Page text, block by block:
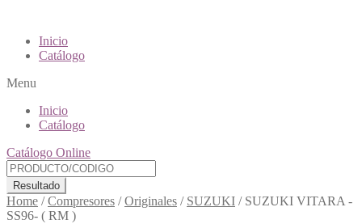
Inicio
Catálogo
Menu
Inicio
Catálogo
Catálogo Online
Resultado
Home /Compresores /Originales / SUZUKI / SUZUKI VITARA -
SS96- ( RM )